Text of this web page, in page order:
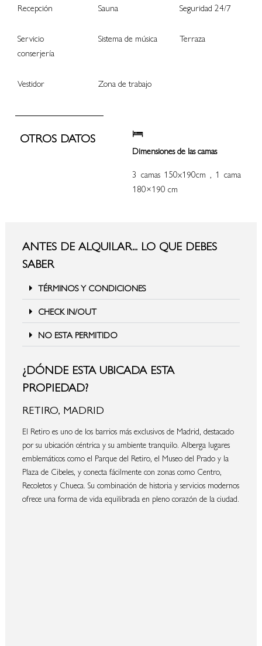
Recepción Sauna Seguridad 24/7
Servicio
conserjería
Sistema de música Terraza
Vestidor Zona de trabajo
OTROS DATOS
Dimensiones de las camas
3 camas 150x190cm , 1 cama
180×190 cm
ANTES DE ALQUILAR... LO QUE DEBES
SABER
TÉRMINOS Y CONDICIONES
CHECK IN/OUT
NO ESTA PERMITIDO
¿DÓNDE ESTA UBICADA ESTA
PROPIEDAD?
RETIRO, MADRID
El Retiro es uno de los barrios más exclusivos de Madrid, destacado
por su ubicación céntrica y su ambiente tranquilo. Alberga lugares
emblemáticos como el Parque del Retiro, el Museo del Prado y la
Plaza de Cibeles, y conecta fácilmente con zonas como Centro,
Recoletos y Chueca. Su combinación de historia y servicios modernos
ofrece una forma de vida equilibrada en pleno corazón de la ciudad.